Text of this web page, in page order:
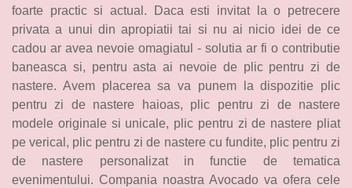
foarte practic si actual. Daca esti invitat la o petrecere
privata a unui din apropiatii tai si nu ai nicio idei de ce
cadou ar avea nevoie omagiatul - solutia ar fi o contributie
baneasca si, pentru asta ai nevoie de plic pentru zi de
nastere. Avem placerea sa va punem la dispozitie plic
pentru zi de nastere haioas, plic pentru zi de nastere
modele originale si unicale, plic pentru zi de nastere pliat
pe verical, plic pentru zi de nastere cu fundite, plic pentru zi
de nastere personalizat in functie de tematica
evenimentului. Compania noastra Avocado va ofera cele